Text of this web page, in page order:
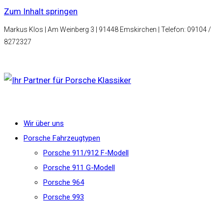
Zum Inhalt springen
Markus Klos | Am Weinberg 3 | 91448 Emskirchen | Telefon: 09104 /
8272327
Wir über uns
Porsche Fahrzeugtypen
Porsche 911/912 F-Modell
Porsche 911 G-Modell
Porsche 964
Porsche 993